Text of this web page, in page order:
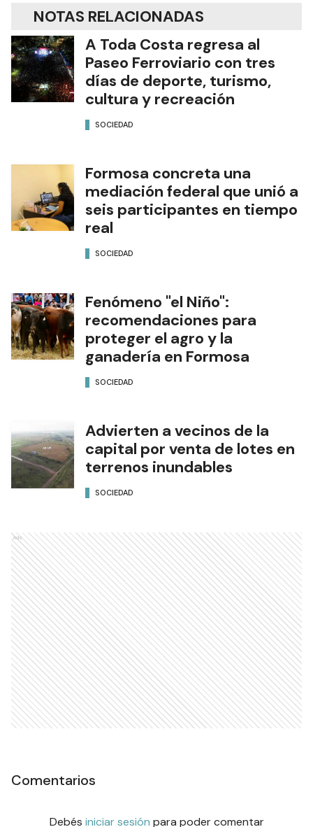
NOTAS RELACIONADAS
A Toda Costa regresa al
Paseo Ferroviario con tres
días de deporte, turismo,
cultura y recreación
SOCIEDAD
Formosa concreta una
mediación federal que unió a
seis participantes en tiempo
real
SOCIEDAD
Fenómeno "el Niño":
recomendaciones para
proteger el agro y la
ganadería en Formosa
SOCIEDAD
Advierten a vecinos de la
capital por venta de lotes en
terrenos inundables
SOCIEDAD
Ads
Comentarios
Debés iniciar sesión para poder comentar